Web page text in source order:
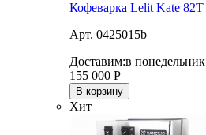
Кофеварка Lelit Kate 82T
Арт. 0425015b
Доставим:в понедельник
155 000 Р
В корзину
Хит